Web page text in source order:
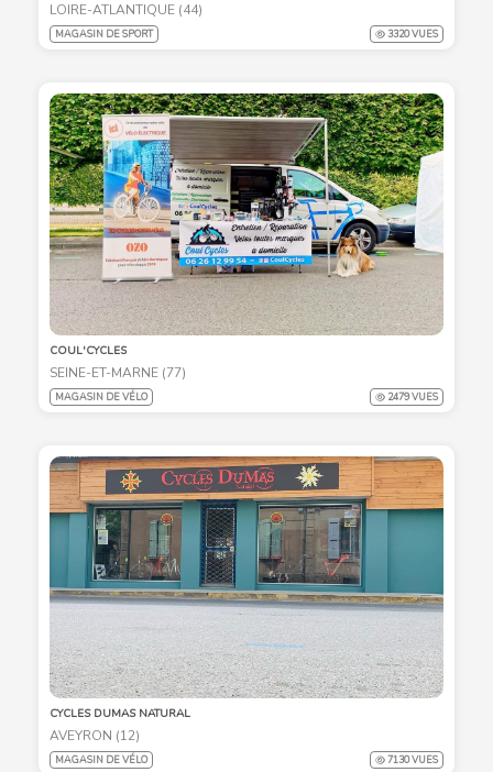
LOIRE-ATLANTIQUE (44)
MAGASIN DE SPORT 3320 VUES
COUL'CYCLES
SEINE-ET-MARNE (77)
MAGASIN DE VÉLO 2479 VUES
CYCLES DUMAS NATURAL
AVEYRON (12)
MAGASIN DE VÉLO 7130 VUES